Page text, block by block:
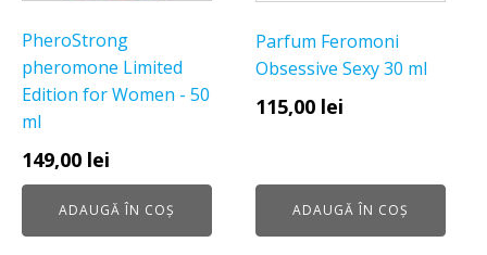
PheroStrong
pheromone Limited
Edition for Women - 50
ml
149,00 lei
ADAUGĂ ÎN COȘ
Parfum Feromoni
Obsessive Sexy 30 ml
115,00 lei
ADAUGĂ ÎN COȘ